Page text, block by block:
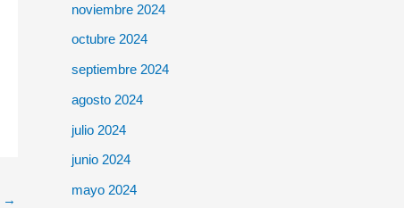
→
noviembre 2024
octubre 2024
septiembre 2024
agosto 2024
julio 2024
junio 2024
mayo 2024